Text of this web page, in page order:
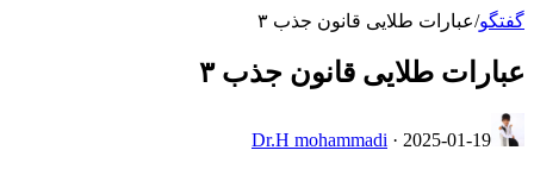
گفتگو/عبارات طلایی قانون جذب ۳
عبارات طلایی قانون جذب ۳
Dr.H mohammadi · 2025-01-19